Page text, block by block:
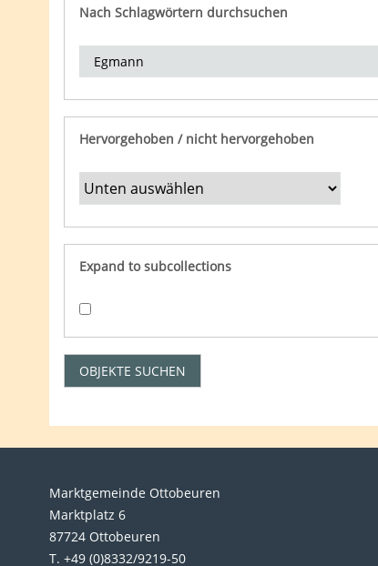
Nach Schlagwörtern durchsuchen
Hervorgehoben / nicht hervorgehoben
Expand to subcollections
Marktgemeinde Ottobeuren
Marktplatz 6
87724 Ottobeuren
T. +49 (0)8332/9219-50